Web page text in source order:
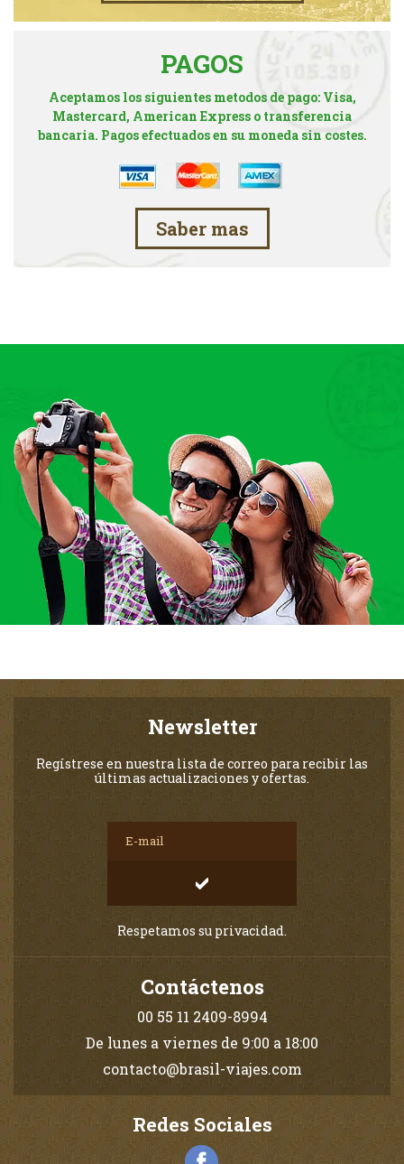
PAGOS
Aceptamos los siguientes metodos de pago: Visa,
Mastercard, American Express o transferencia
bancaria. Pagos efectuados en su moneda sin costes.
Saber mas
Newsletter
Regístrese en nuestra lista de correo para recibir las
últimas actualizaciones y ofertas.
Respetamos su privacidad.
Contáctenos
00 55 11 2409-8994
De lunes a viernes de 9:00 a 18:00
contacto@brasil-viajes.com
Redes Sociales